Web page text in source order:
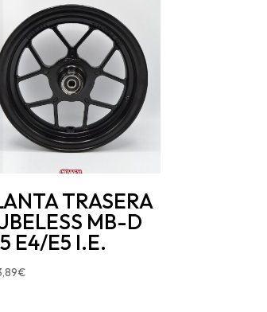
TRASERA
MB-D
E4/E5 I.E.
€